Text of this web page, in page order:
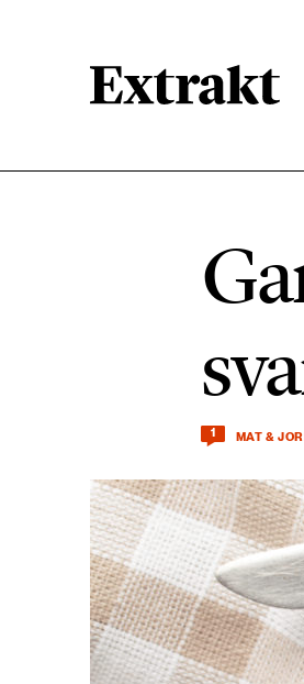
Kemikalier
Livsstil & konsumtion
Social hållbarhet
1 MAT &